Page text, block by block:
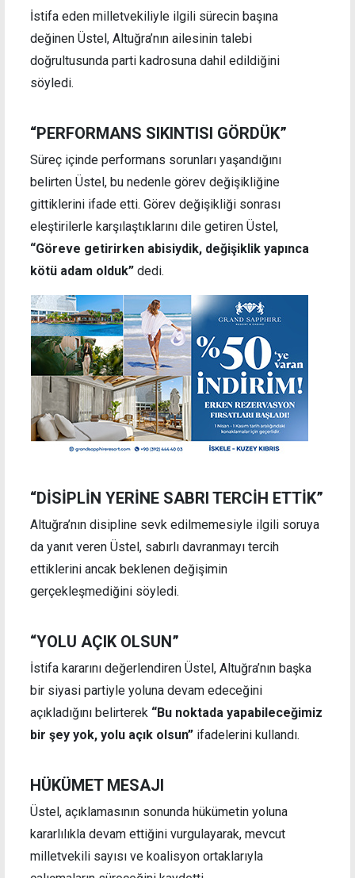
İstifa eden milletvekiliyle ilgili sürecin başına
değinen Üstel, Altuğra’nın ailesinin talebi
doğrultusunda parti kadrosuna dahil edildiğini
söyledi.
“PERFORMANS SIKINTISI GÖRDÜK”
Süreç içinde performans sorunları yaşandığını
belirten Üstel, bu nedenle görev değişikliğine
gittiklerini ifade etti. Görev değişikliği sonrası
eleştirilerle karşılaştıklarını dile getiren Üstel,
“Göreve getirirken abisiydik, değişiklik yapınca
kötü adam olduk” dedi.
“DİSİPLİN YERİNE SABRI TERCİH ETTİK”
Altuğra’nın disipline sevk edilmemesiyle ilgili soruya
da yanıt veren Üstel, sabırlı davranmayı tercih
ettiklerini ancak beklenen değişimin
gerçekleşmediğini söyledi.
“YOLU AÇIK OLSUN”
İstifa kararını değerlendiren Üstel, Altuğra’nın başka
bir siyasi partiyle yoluna devam edeceğini
açıkladığını belirterek “Bu noktada yapabileceğimiz
bir şey yok, yolu açık olsun” ifadelerini kullandı.
HÜKÜMET MESAJI
Üstel, açıklamasının sonunda hükümetin yoluna
kararlılıkla devam ettiğini vurgulayarak, mevcut
milletvekili sayısı ve koalisyon ortaklarıyla